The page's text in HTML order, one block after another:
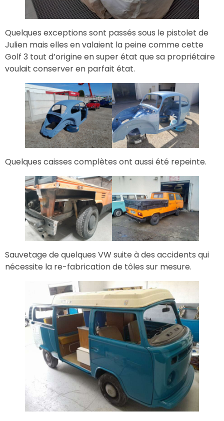
Quelques exceptions sont passés sous le pistolet de
Julien mais elles en valaient la peine comme cette
Golf 3 tout d’origine en super état que sa propriétaire
voulait conserver en parfait état.
Quelques caisses complètes ont aussi été repeinte.
Sauvetage de quelques VW suite à des accidents qui
nécessite la re-fabrication de tôles sur mesure.